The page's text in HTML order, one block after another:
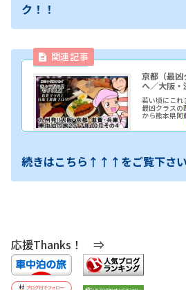
ク！！
京都（最
へ／大阪・
若い頃にこれ
最凶クラスの
から熊本県阿
てしまった
14号の被害
続きはこちら↑↑↑をご覧下さい
応援Thanks！ ⇒